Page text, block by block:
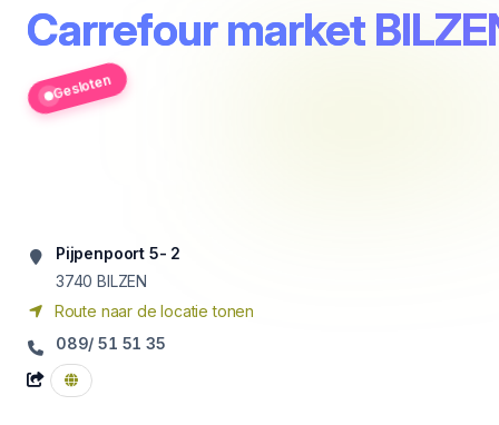
Carrefour market
Gesloten
Pijpenpoort 5- 2
3740 BILZEN
Route naar de locatie tonen
089/ 51 51 35